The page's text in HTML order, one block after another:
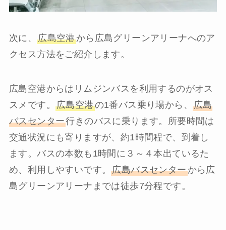
次に、広島空港から広島グリーンアリーナへのア
クセス方法をご紹介します。
広島空港からはリムジンバスを利用するのがオス
スメです。 広島空港の1番バス乗り場から、 広島
バスセンター行きのバスに乗ります。所要時間は
交通状況にも寄りますが、約1時間程で、到着し
ます。バスの本数も1時間に３～４本出ているた
め、利用しやすいです。広島バスセンターから広
島グリーンアリーナまでは徒歩7分程です。